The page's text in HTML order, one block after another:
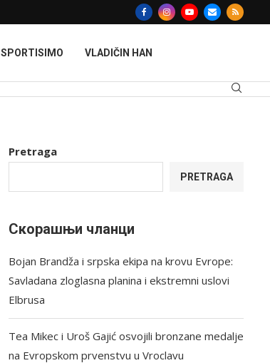
SPORTISIMO VLADIČIN HAN
Pretraga
PRETRAGA
Скорашњи чланци
Bojan Brandža i srpska ekipa na krovu Evrope:
Savladana zloglasna planina i ekstremni uslovi
Elbrusa
Tea Mikec i Uroš Gajić osvojili bronzane medalje
na Evropskom prvenstvu u Vroclavu